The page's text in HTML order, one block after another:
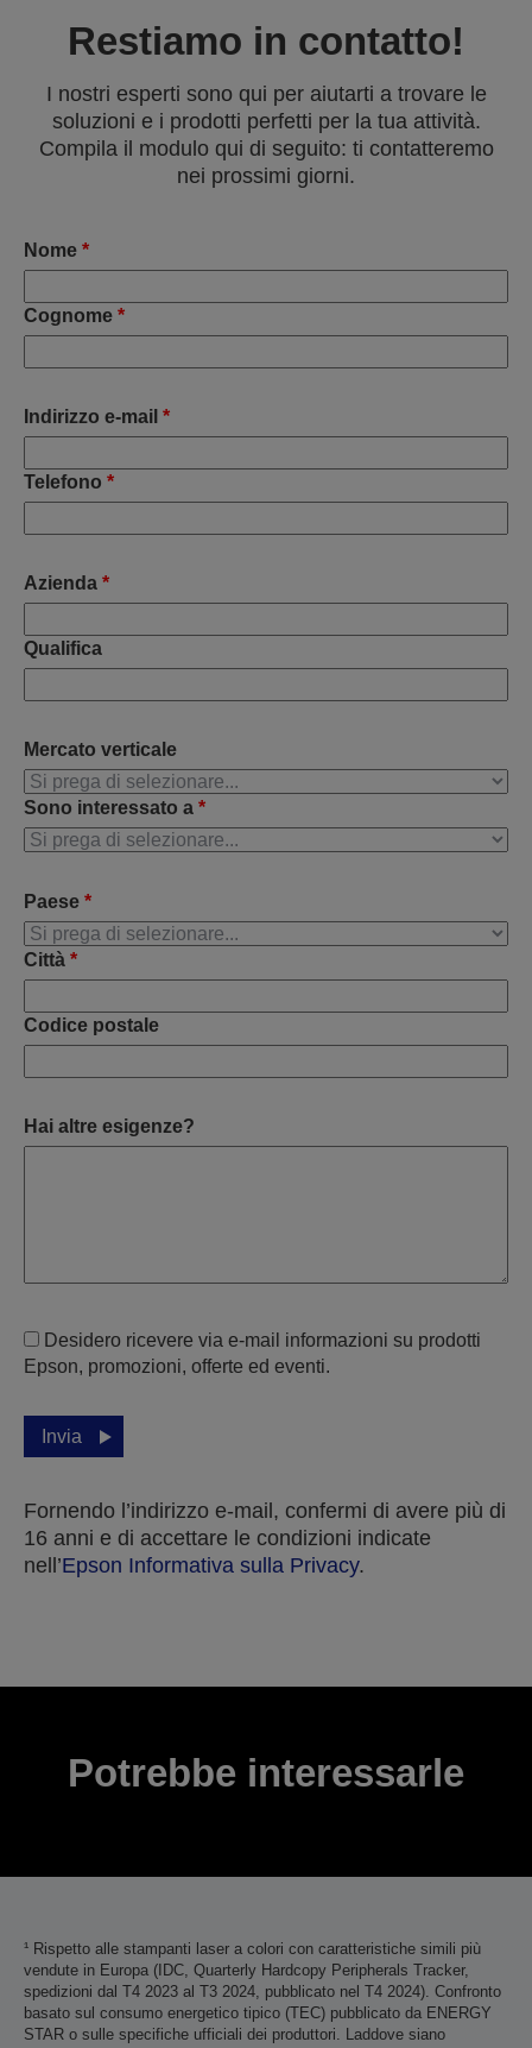
Restiamo in contatto!
I nostri esperti sono qui per aiutarti a trovare le
soluzioni e i prodotti perfetti per la tua attività.
Compila il modulo qui di seguito: ti contatteremo
nei prossimi giorni.
Nome *
Cognome *
Indirizzo e-mail *
Telefono *
Azienda *
Qualifica
Mercato verticale
Sono interessato a *
Paese *
Città *
Codice postale
Hai altre esigenze?
Desidero ricevere via e-mail informazioni su prodotti
Epson, promozioni, offerte ed eventi.
Invia
Fornendo l’indirizzo e-mail, confermi di avere più di
16 anni e di accettare le condizioni indicate
nell’Epson Informativa sulla Privacy.
Grazie per aver inviato la tua sottomissione.
Potrebbe interessarle
¹ Rispetto alle stampanti laser a colori con caratteristiche simili più
vendute in Europa (IDC, Quarterly Hardcopy Peripherals Tracker,
spedizioni dal T4 2023 al T3 2024, pubblicato nel T4 2024). Confronto
basato sul consumo energetico tipico (TEC) pubblicato da ENERGY
STAR o sulle specifiche ufficiali dei produttori. Laddove siano